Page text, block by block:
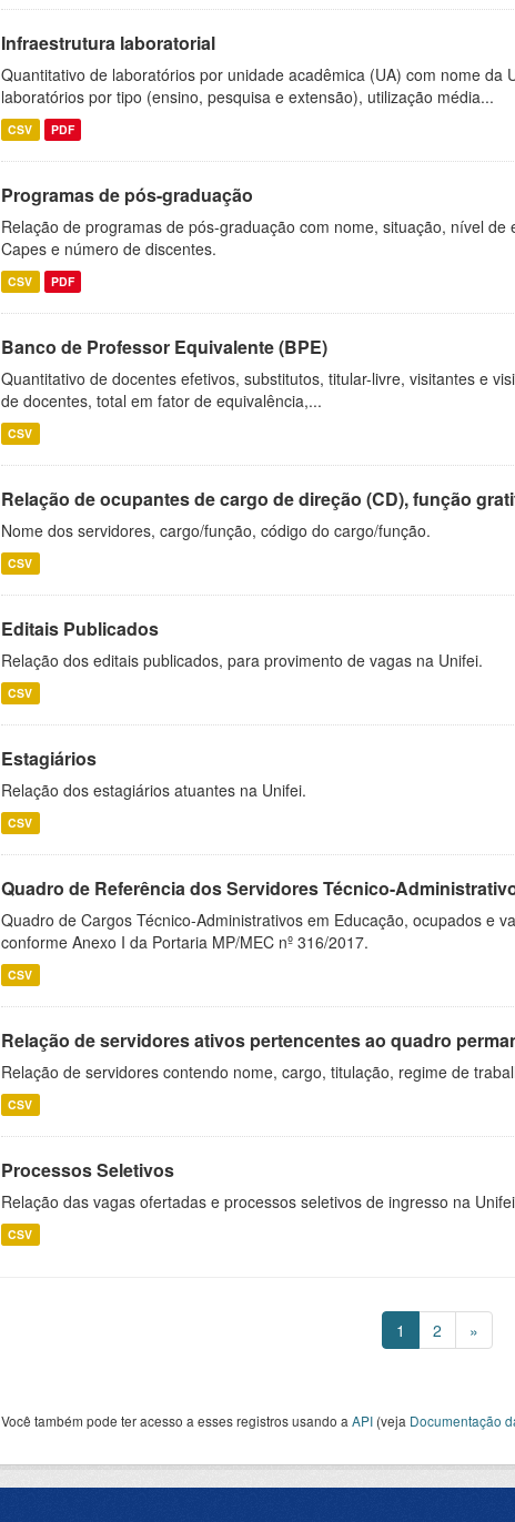
Infraestrutura laboratorial
Quantitativo de laboratórios por unidade acadêmica (UA) com nome da
laboratórios por tipo (ensino, pesquisa e extensão), utilização média...
CSV PDF
Programas de pós-graduação
Relação de programas de pós-graduação com nome, situação, nível
Capes e número de discentes.
CSV PDF
Banco de Professor Equivalente (BPE)
Quantitativo de docentes efetivos, substitutos, titular-livre, visitantes e
de docentes, total em fator de equivalência,...
CSV
Relação de ocupantes de cargo de direção (CD), função
Nome dos servidores, cargo/função, código do cargo/função.
CSV
Editais Publicados
Relação dos editais publicados, para provimento de vagas na Unifei.
CSV
Estagiários
Relação dos estagiários atuantes na Unifei.
CSV
Quadro de Referência dos Servidores Técnico-
Quadro de Cargos Técnico-Administrativos em Educação, ocupados e
conforme Anexo I da Portaria MP/MEC nº 316/2017.
CSV
Relação de servidores ativos pertencentes ao quadro
Relação de servidores contendo nome, cargo, titulação, regime de
CSV
Processos Seletivos
Relação das vagas ofertadas e processos seletivos de ingresso na
CSV
1 2 »
Você também pode ter acesso a esses registros usando a API (veja Documentação